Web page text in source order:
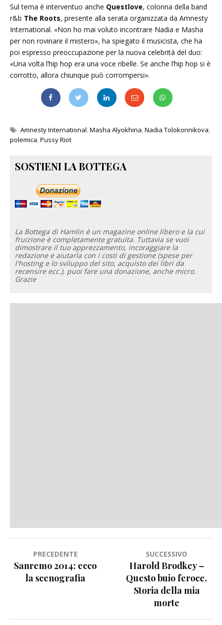
Sul tema è interventuo anche Questlove, colonna della band
r&b The Roots, presente alla serata organizzata da Amnesty
International. «Non ho mai voluto incontrare Nadia e Masha
per non rovinare il mistero», ha spiegato il musicista, che ha
poi espresso preoccupazione per la nuova celebrità del duo:
«Una volta l’hip hop era una voce ribelle. Se anche l’hip hop si è
corrotto, allora chiunque può corrompersi».
Amnesty International,Masha Alyokhina,Nadia Tolokonnikova,
polemica,Pussy Riot
SOSTIENI LA BOTTEGA
La Bottega di Hamlin è un magazine online libero e la cui
fruizione è completamente gratuita. Tuttavia se vuoi
dimostrare il tuo apprezzamento, incoraggiare la
redazione e aiutarla con i costi di gestione (spese per
l'hosting e lo sviluppo del sito, acquisto dei libri da
recensire ecc.), puoi fare una donazione, anche micro.
Grazie
Navigazione
articoli
PRECEDENTE
Sanremo 2014: ecco
la scenografia
SUCCESSIVO
Harold Brodkey –
Questo buio feroce.
Storia della mia
morte